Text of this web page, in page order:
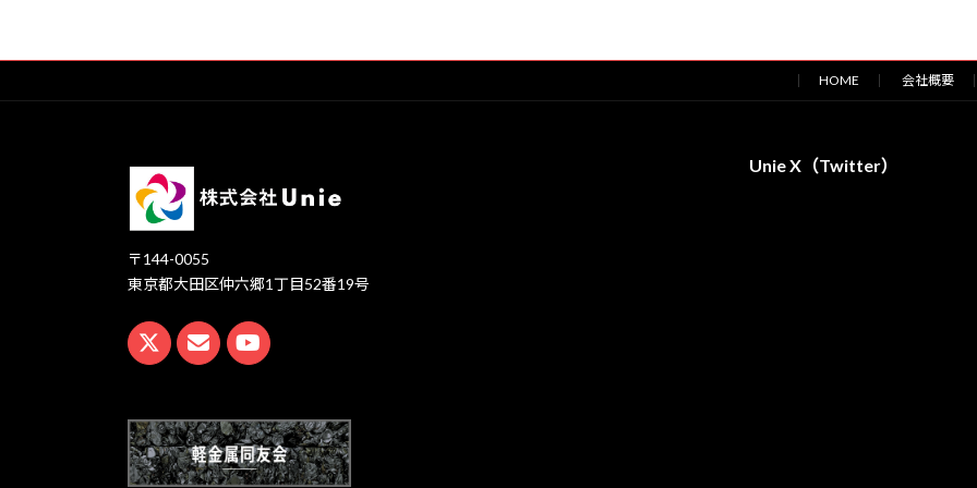
HOME 会社概要
〒144-0055
東京都大田区仲六郷1丁目52番19号
Unie X（Twitter）